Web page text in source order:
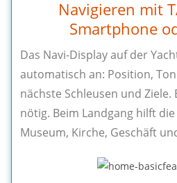
Navigieren mit
Smartphone
Das Navi-Display auf der
automatisch an: Position,
nächste Schleusen und Ziele.
nötig. Beim Landgang hilft
Museum, Kirche, Geschäft